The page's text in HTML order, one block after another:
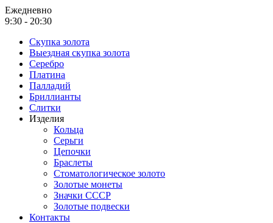
Ежедневно
9:30 - 20:30
Скупка золота
Выездная скупка золота
Серебро
Платина
Палладий
Бриллианты
Слитки
Изделия
Кольца
Серьги
Цепочки
Браслеты
Стоматологическое золото
Золотые монеты
Значки СССР
Золотые подвески
Контакты